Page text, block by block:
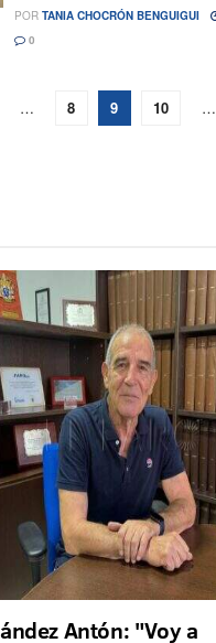
POR TANIA CHOCRÓN BENGUIGUI
0
… 8 9 10 …
Antón: "Voy a